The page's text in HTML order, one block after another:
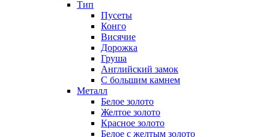
Тип
Пусеты
Конго
Висячие
Дорожка
Груша
Английский замок
С большим камнем
Металл
Белое золото
Желтое золото
Красное золото
Белое с желтым золото